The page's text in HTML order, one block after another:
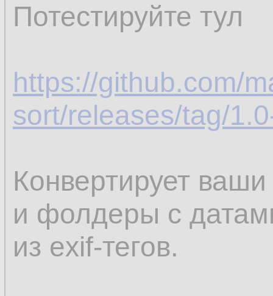
Потестируйте тул
https://github.com/
sort/releases/tag/
Конвертирует
и фолдеры с
из exif-тегов.